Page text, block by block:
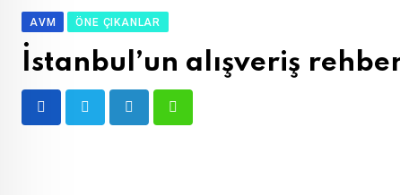
AVM ÖNE ÇIKANLAR
İstanbul’un alışveriş